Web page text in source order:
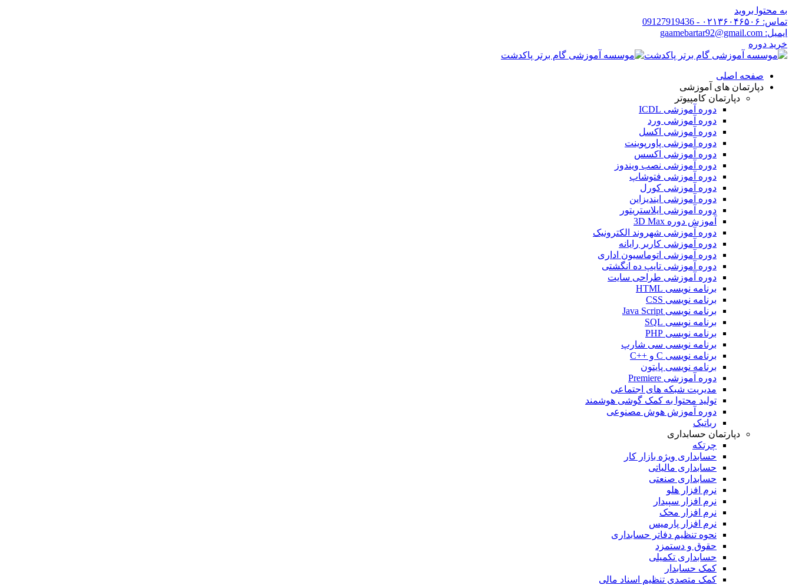
به محتوا بروید
تماس: ۰۲۱۳۶۰۴۶۵۰۶ - 09127919436
ایمیل: gaamebartar92@gmail.com
خرید دوره
صفحه اصلی
دپارتمان های آموزشی
دپارتمان کامپیوتر
دوره آموزشی ICDL
دوره آموزشی ورد
دوره آموزشی اکسل
دوره آموزشی پاورپوینت
دوره آموزشی اکسس
دوره آموزشی نصب ویندوز
دوره آموزشی فتوشاپ
دوره آموزشی کورل
دوره آموزشی ایندیزاین
دوره آموزشی ایلاستریتور
آموزش دوره 3D Max
دوره آموزشی شهروند الکترونیک
دوره آموزشی کاربر رایانه
دوره آموزشی اتوماسیون اداری
دوره آموزشی تایپ ده انگشتی
دوره آموزشی طراحی سایت
برنامه نویسی HTML
برنامه نویسی CSS
برنامه نویسی Java Script
برنامه نویسی SQL
برنامه نویسی PHP
برنامه نویسی سی شارپ
برنامه نویسی C و ++C
برنامه نویسی پایتون
دوره آموزشی Premiere
مدیریت شبکه های اجتماعی
تولید محتوا به کمک گوشی هوشمند
دوره آموزش هوش مصنوعی
رباتیک
دپارتمان حسابداری
چرتکه
حسابداری ویژه بازار کار
حسابداری مالیاتی
حسابداری صنعتی
نرم افزار هلو
نرم افزار سپیدار
نرم افزار محک
نرم افزار پارمیس
نحوه تنظیم دفاتر حسابداری
حقوق و دستمزد
حسابداری تکمیلی
کمک حسابدار
کمک متصدی تنظیم اسناد مالی